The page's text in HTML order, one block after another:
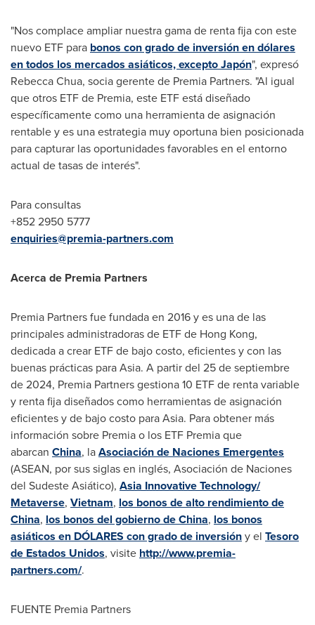
"Nos complace ampliar nuestra gama de renta fija con este
nuevo ETF para bonos con grado de inversión en dólares
en todos los mercados asiáticos, excepto Japón", expresó
Rebecca Chua, socia gerente de Premia Partners. "Al igual
que otros ETF de Premia, este ETF está diseñado
específicamente como una herramienta de asignación
rentable y es una estrategia muy oportuna bien posicionada
para capturar las oportunidades favorables en el entorno
actual de tasas de interés".
Para consultas
+852 2950 5777
enquiries@premia-partners.com
Acerca de Premia Partners
Premia Partners fue fundada en 2016 y es una de las
principales administradoras de ETF de Hong Kong,
dedicada a crear ETF de bajo costo, eficientes y con las
buenas prácticas paraAsia. A partir del 25 de septiembre
de 2024, Premia Partners gestiona 10 ETF de renta variable
y renta fija diseñados como herramientas de asignación
eficientes y de bajo costo paraAsia. Para obtener más
información sobre Premia o los ETF Premia que
abarcan China, laAsociación de Naciones Emergentes
(ASEAN, por sus siglas en inglés, Asociación de Naciones
del Sudeste Asiático), Asia Innovative Technology/
Metaverse, Vietnam, los bonos de alto rendimiento de
China, los bonos del gobierno de China, los bonos
asiáticos en DÓLARES con grado de inversióny el Tesoro
de Estados Unidos, visite http://www.premia-
partners.com/.
FUENTE Premia Partners